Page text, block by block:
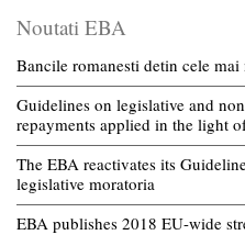
Noutati EBA
Bancile romanesti detin cele
Guidelines on legislative and
repayments applied in the light
The EBA reactivates its
legislative moratoria
EBA publishes 2018 EU-wide